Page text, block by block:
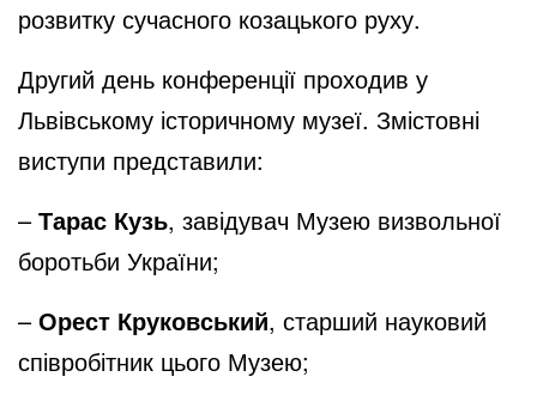
розвитку сучасного козацького руху.
Другий день конференції проходив у
Львівському історичному музеї. Змістовні
виступи представили:
– Тарас Кузь, завідувач Музею визвольної
боротьби України;
– Орест Круковський, старший науковий
співробітник цього Музею;